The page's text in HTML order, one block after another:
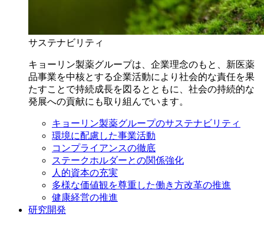
サステナビリティ
キョーリン製薬グループは、企業理念のもと、新医薬
品事業を中核とする企業活動により社会的な責任を果
たすことで持続成長を図るとともに、社会の持続的な
発展への貢献にも取り組んでいます。
キョーリン製薬グループのサステナビリティ
環境に配慮した事業活動
コンプライアンスの徹底
ステークホルダーとの関係強化
人的資本の充実
多様な価値観を尊重した働き方改革の推進
健康経営の推進
研究開発